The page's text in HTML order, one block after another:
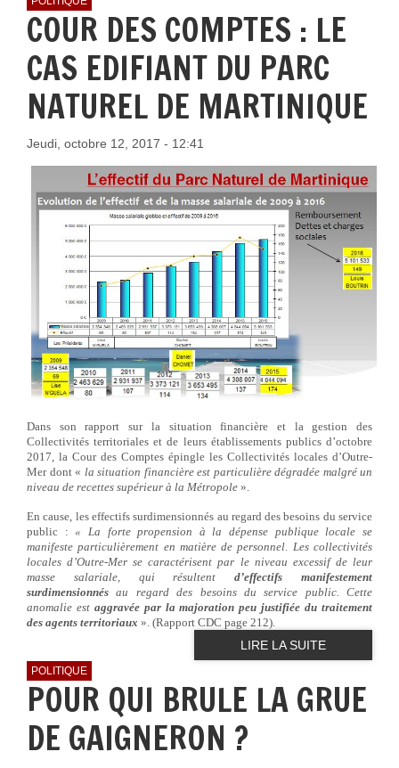
COUR DES COMPTES : LE
CAS EDIFIANT DU PARC
NATUREL DE MARTINIQUE
Jeudi, octobre 12, 2017 - 12:41
Dans son rapport sur la situation financière et la gestion des
Collectivités territoriales et de leurs établissements publics d’octobre
2017, la Cour des Comptes épingle les Collectivités locales d’Outre-
Mer dont « la situation financière est particulière dégradée malgré un
niveau de recettes supérieur à la Métropole ».
En cause, les effectifs surdimensionnés au regard des besoins du service
public :« La forte propension à la dépense publique locale se
manifeste particulièrement en matière de personnel. Les collectivités
locales d’Outre-Mer se caractérisent par le niveau excessif de leur
masse salariale, qui résultentd’effectifs manifestement
surdimensionnés au regard des besoins du service public. Cette
anomalie est aggravée par la majoration peu justifiée du traitement
des agents territoriaux ». (Rapport CDC page 212).
LIRE LA SUITE
POLITIQUE
POUR QUI BRULE LA GRUE
DE GAIGNERON ?